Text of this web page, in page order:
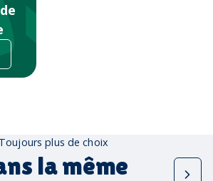
Toujours plus de choix
la même